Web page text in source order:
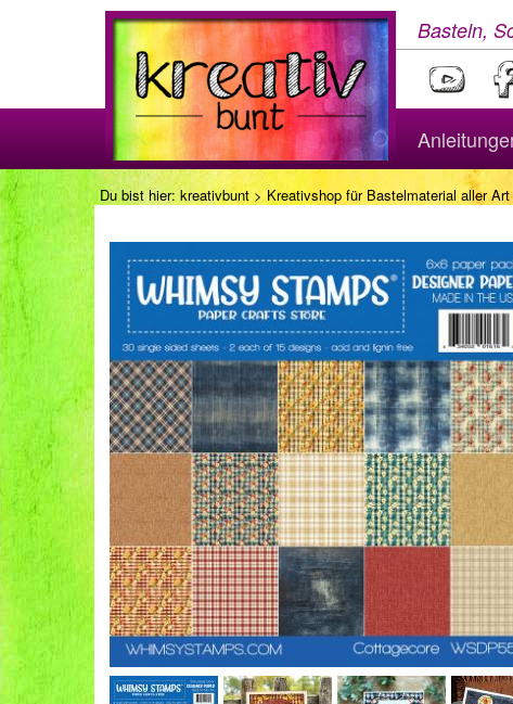
Basteln,
Du bist hier: kreativbunt > Kreativshop für Bastelmaterial aller Art